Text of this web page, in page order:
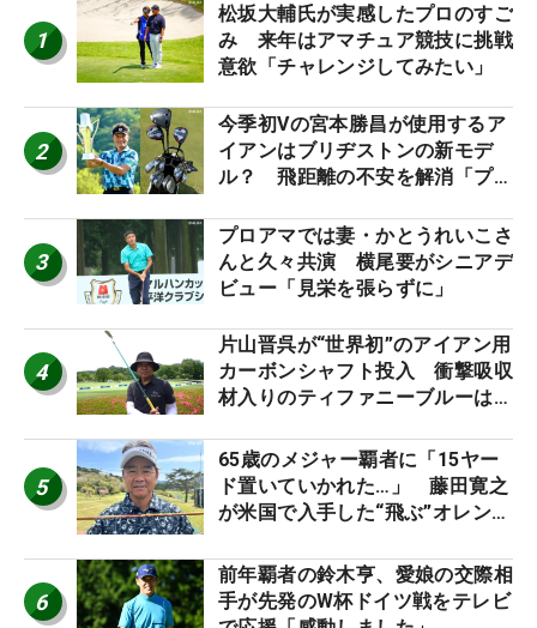
1
松坂大輔氏が実感したプロのすご
み 来年はアマチュア競技に挑戦
意欲「チャレンジしてみたい」
2
今季初Vの宮本勝昌が使用するア
イアンはブリヂストンの新モデ
ル？ 飛距離の不安を解消「プラ
3
プロアマでは妻・かとうれいこさ
んと久々共演 横尾要がシニアデ
ビュー「見栄を張らずに」
4
片山晋呉が“世界初”のアイアン用
カーボンシャフト投入 衝撃吸収
材入りのティファニーブルーは
5
65歳のメジャー覇者に「15ヤー
ド置いていかれた…」 藤田寛之
が米国で入手した“飛ぶ”オレンジ
6
前年覇者の鈴木亨、愛娘の交際相
手が先発のW杯ドイツ戦をテレビ